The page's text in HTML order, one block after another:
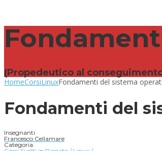
(Propedeutico al
HomeCorsiLinuxFondamenti del sistema
Fondamenti del
Insegnanti
Francesco Cellamare
Categoria: